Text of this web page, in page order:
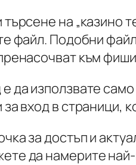
на „казино
файл. Подобни
към
да използвате
вход в страници,
за достъп и
да намерите